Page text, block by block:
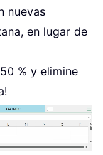
nuevas
en lugar de
% y elimine